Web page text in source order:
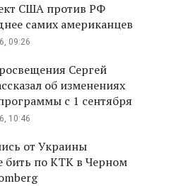
США против РФ
самих американцев
09:26
Сергей
об изменениях
с 1 сентября
10:46
от Украины
бить по КТК в Черном